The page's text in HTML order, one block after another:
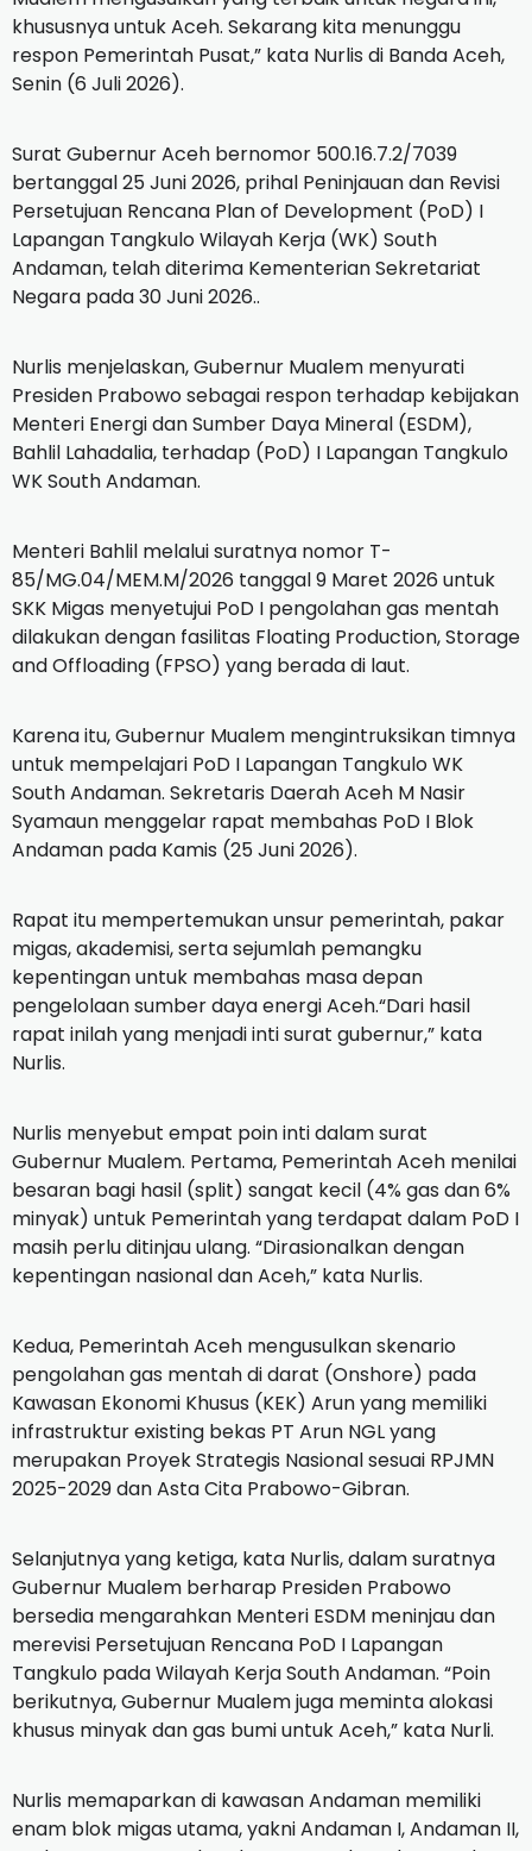
khususnya untuk Aceh. Sekarang kita menunggu
respon Pemerintah Pusat,” kata Nurlis di Banda Aceh,
Senin (6 Juli 2026).
Surat Gubernur Aceh bernomor 500.16.7.2/7039
bertanggal 25 Juni 2026, prihal Peninjauan dan Revisi
Persetujuan Rencana Plan of Development (PoD) I
Lapangan Tangkulo Wilayah Kerja (WK) South
Andaman, telah diterima Kementerian Sekretariat
Negara pada 30 Juni 2026..
Nurlis menjelaskan, Gubernur Mualem menyurati
Presiden Prabowo sebagai respon terhadap kebijakan
Menteri Energi dan Sumber Daya Mineral (ESDM),
Bahlil Lahadalia, terhadap (PoD) I Lapangan Tangkulo
WK South Andaman.
Menteri Bahlil melalui suratnya nomor T-
85/MG.04/MEM.M/2026 tanggal 9 Maret 2026 untuk
SKK Migas menyetujui PoD I pengolahan gas mentah
dilakukan dengan fasilitas Floating Production, Storage
and Offloading (FPSO) yang berada di laut.
Karena itu, Gubernur Mualem mengintruksikan timnya
untuk mempelajari PoD I Lapangan Tangkulo WK
South Andaman. Sekretaris Daerah Aceh M Nasir
Syamaun menggelar rapat membahas PoD I Blok
Andaman pada Kamis (25 Juni 2026).
Rapat itu mempertemukan unsur pemerintah, pakar
migas, akademisi, serta sejumlah pemangku
kepentingan untuk membahas masa depan
pengelolaan sumber daya energi Aceh.“Dari hasil
rapat inilah yang menjadi inti surat gubernur,” kata
Nurlis.
Nurlis menyebut empat poin inti dalam surat
Gubernur Mualem. Pertama, Pemerintah Aceh menilai
besaran bagi hasil (split) sangat kecil (4% gas dan 6%
minyak) untuk Pemerintah yang terdapat dalam PoD I
masih perlu ditinjau ulang. “Dirasionalkan dengan
kepentingan nasional dan Aceh,” kata Nurlis.
Kedua, Pemerintah Aceh mengusulkan skenario
pengolahan gas mentah di darat (Onshore) pada
Kawasan Ekonomi Khusus (KEK) Arun yang memiliki
infrastruktur existing bekas PT Arun NGL yang
merupakan Proyek Strategis Nasional sesuai RPJMN
2025-2029 dan Asta Cita Prabowo-Gibran.
Selanjutnya yang ketiga, kata Nurlis, dalam suratnya
Gubernur Mualem berharap Presiden Prabowo
bersedia mengarahkan Menteri ESDM meninjau dan
merevisi Persetujuan Rencana PoD I Lapangan
Tangkulo pada Wilayah Kerja South Andaman. “Poin
berikutnya, Gubernur Mualem juga meminta alokasi
khusus minyak dan gas bumi untuk Aceh,” kata Nurli.
Nurlis memaparkan di kawasan Andaman memiliki
enam blok migas utama, yakni Andaman I, Andaman II,